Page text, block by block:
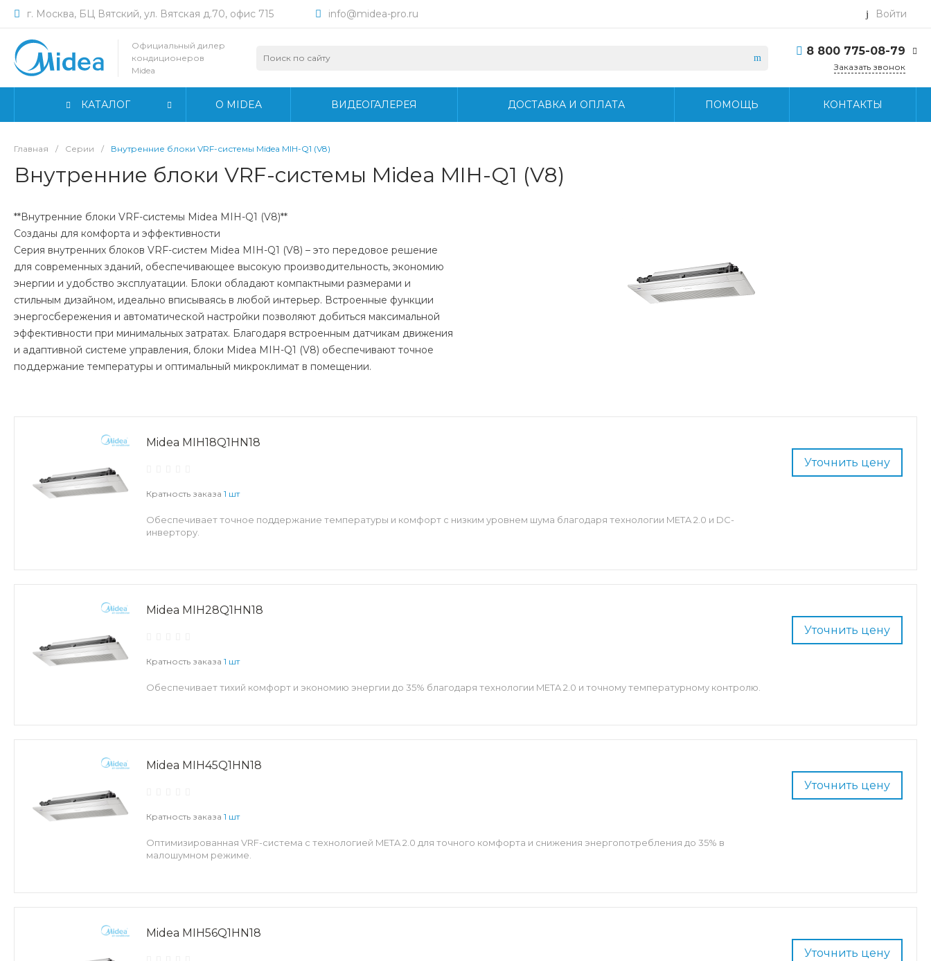
г. Москва, БЦ Вятский, ул. Вятская д.70, офис 715 info@midea-pro.ru Войти
Официальный дилер
кондиционеров
Midea
8 800 775-08-79
г. Москва, БЦ Вятский,
Заказать звонок
КАТАЛОГ О MIDEA ВИДЕОГАЛЕРЕЯ ДОСТАВКА И ОПЛАТА ПОМОЩЬ КОНТАКТЫ
Главная / Серии / Внутренние блоки VRF-системы Midea MIH-Q1 (V8)
Внутренние блоки VRF-системы Midea MIH-Q1 (V8)
**Внутренние блоки VRF-системы Midea MIH-Q1 (V8)**
Созданы для комфорта и эффективности
Серия внутренних блоков VRF-систем Midea MIH-Q1 (V8) – это передовое решение
для современных зданий, обеспечивающее высокую производительность, экономию
энергии и удобство эксплуатации. Блоки обладают компактными размерами и
стильным дизайном, идеально вписываясь в любой интерьер. Встроенные функции
энергосбережения и автоматической настройки позволяют добиться максимальной
эффективности при минимальных затратах. Благодаря встроенным датчикам движения
и адаптивной системе управления, блоки Midea MIH-Q1 (V8) обеспечивают точное
поддержание температуры и оптимальный микроклимат в помещении.
Уточнить цену
Midea MIH18Q1HN18
Кратность заказа 1 шт
Обеспечивает точное поддержание температуры и комфорт с низким уровнем шума благодаря технологии META 2.0 и DC-
инвертору.
Уточнить цену
Midea MIH28Q1HN18
Кратность заказа 1 шт
Обеспечивает тихий комфорт и экономию энергии до 35% благодаря технологии META 2.0 и точному температурному контролю.
Уточнить цену
Midea MIH45Q1HN18
Кратность заказа 1 шт
Оптимизированная VRF-система с технологией META 2.0 для точного комфорта и снижения энергопотребления до 35% в
малошумном режиме.
Уточнить цену
Midea MIH56Q1HN18